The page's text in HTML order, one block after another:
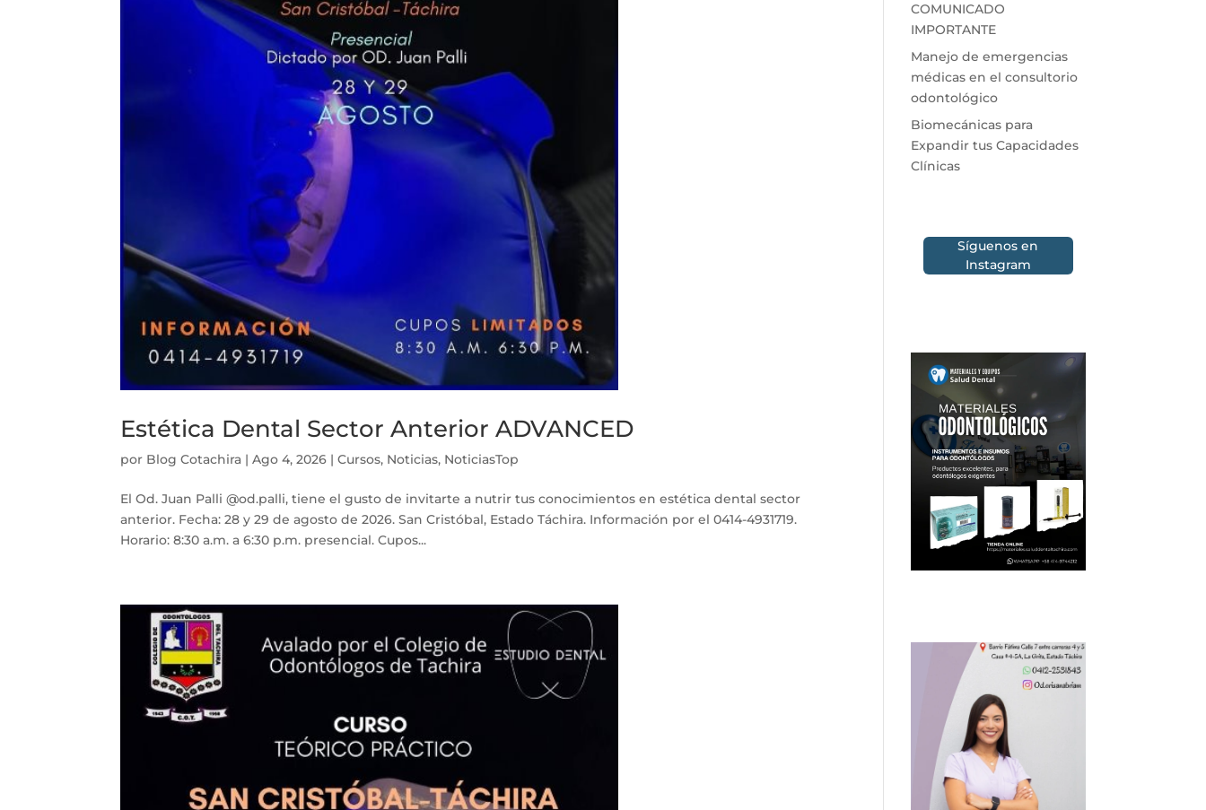
Estética Dental Sector Anterior ADVANCED
por Blog Cotachira |Ago 4, 2026 |Cursos, Noticias, NoticiasTop
El Od. Juan Palli @od.palli, tiene el gusto de invitarte a nutrir tus conocimientos en estética dental sector
anterior. Fecha: 28 y 29 de agosto de 2026. San Cristóbal, Estado Táchira. Información por el 0414-4931719.
Horario: 8:30 a.m. a 6:30 p.m. presencial. Cupos...
COMUNICADO
IMPORTANTE
Manejo de emergencias
médicas en el consultorio
odontológico
Biomecánicas para
Expandir tus Capacidades
Clínicas
Síguenos en
Instagram